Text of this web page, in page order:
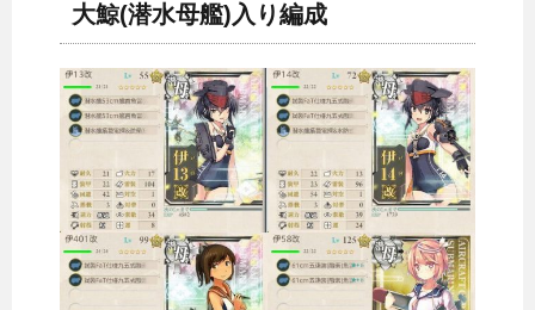
大鯨(潜水母艦)入り編成